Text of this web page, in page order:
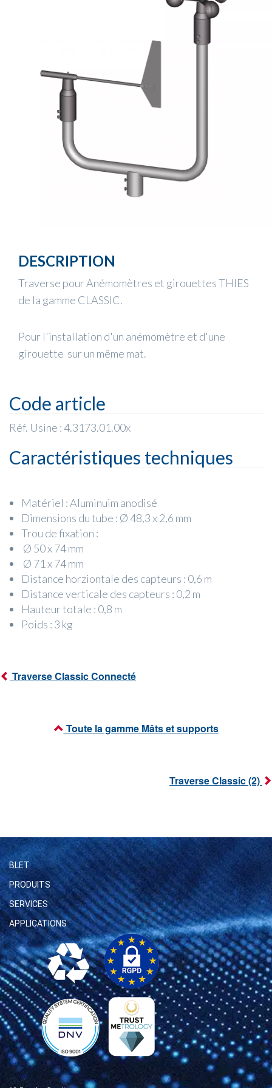
DESCRIPTION
Traverse pour Anémomètres et girouettes THIES
de la gamme CLASSIC.
Pour l'installation d'un anémomètre et d'une
girouette sur un même mat.
Code article
Réf. Usine : 4.3173.01.00x
Caractéristiques techniques
Matériel : Aluminuim anodisé
Dimensions du tube : Ø 48,3 x 2,6 mm
Trou de fixation :
Ø 50 x 74 mm
Ø 71 x 74 mm
Distance horziontale des capteurs : 0,6 m
Distance verticale des capteurs : 0,2 m
Hauteur totale : 0,8 m
Poids : 3 kg
Traverse Classic Connecté
Toute la gamme Mâts et supports
Traverse Classic (2)
BLET
PRODUITS
SERVICES
APPLICATIONS